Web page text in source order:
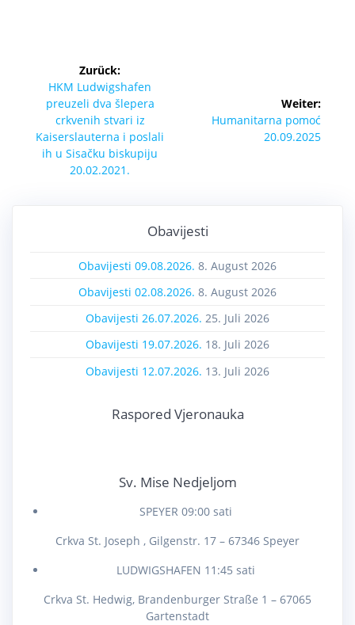
Zurück:
HKM Ludwigshafen
preuzeli dva šlepera
crkvenih stvari iz
Kaiserslauterna i poslali
ih u Sisačku biskupiju
20.02.2021.
Weiter:
Humanitarna pomoć
20.09.2025
Obavijesti
Obavijesti 09.08.2026. 8. August 2026
Obavijesti 02.08.2026. 8. August 2026
Obavijesti 26.07.2026. 25. Juli 2026
Obavijesti 19.07.2026. 18. Juli 2026
Obavijesti 12.07.2026. 13. Juli 2026
Raspored Vjeronauka
Sv. Mise Nedjeljom
SPEYER 09:00 sati
Crkva St. Joseph , Gilgenstr. 17 – 67346 Speyer
LUDWIGSHAFEN 11:45 sati
Crkva St. Hedwig, Brandenburger Straße 1 – 67065
Gartenstadt